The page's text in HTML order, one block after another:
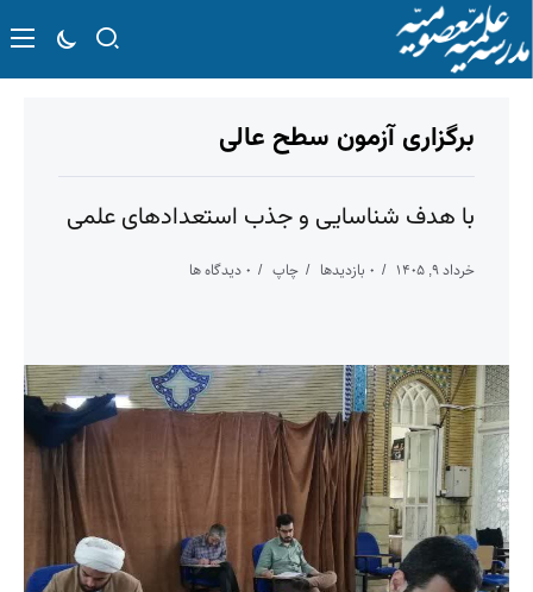
برگزاری آزمون سطح عالی
با هدف شناسایی و جذب استعدادهای علمی
خرداد ۹, ۱۴۰۵ ۰ بازدیدها چاپ ۰ دیدگاه ها